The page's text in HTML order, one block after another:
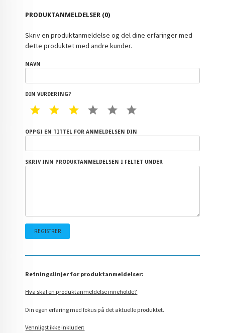
PRODUKTANMELDELSER (0)
Skriv en produktanmeldelse og del dine erfaringer med
dette produktet med andre kunder.
NAVN
DIN VURDERING?
1 STAR2 STAR3 STAR4 STAR5 STAR
OPPGI EN TITTEL FOR ANMELDELSEN DIN
SKRIV INN PRODUKTANMELDELSEN I FELTET UNDER
Retningslinjer for produktanmeldelser:
Hva skal en produktanmeldelse inneholde?
Din egen erfaring med fokus på det aktuelle produktet.
Vennligst ikke inkluder: